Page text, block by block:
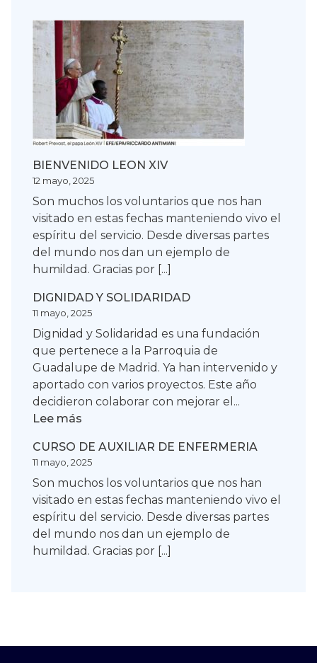
BIENVENIDO LEON XIV
12 mayo, 2025
Son muchos los voluntarios que nos han
visitado en estas fechas manteniendo vivo el
espíritu del servicio. Desde diversas partes
del mundo nos dan un ejemplo de
humildad. Gracias por [...]
DIGNIDAD Y SOLIDARIDAD
11 mayo, 2025
Dignidad y Solidaridad es una fundación
que pertenece a la Parroquia de
Guadalupe de Madrid. Ya han intervenido y
aportado con varios proyectos. Este año
decidieron colaborar con mejorar el...
Lee más
Y
SOLIDARIDAD
CURSO DE AUXILIAR DE ENFERMERIA
11 mayo, 2025
Son muchos los voluntarios que nos han
visitado en estas fechas manteniendo vivo el
espíritu del servicio. Desde diversas partes
del mundo nos dan un ejemplo de
humildad. Gracias por [...]